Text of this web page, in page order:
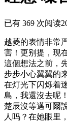
已有 369 次阅读
越菱的表情非常
害！更别提，现
這個想法之前，
步步小心翼翼的
在灯光下闪烁着
島，我還沒去呢
楚辰沒等邁可爾
人吗？在她眼里